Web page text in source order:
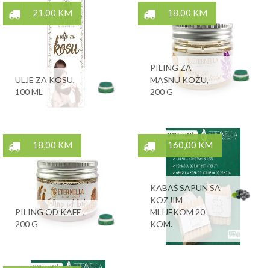
21,00 KM
ULJE ZA KOSU,
100 ML
18,00 KM
PILING ZA
MASNU KOŽU,
200 G
18,00 KM
PILING OD KAFE ,
200 G
160,00 KM
KABAŠ SAPUN SA
KOZJIM
MLIJEKOM 20
KOM.